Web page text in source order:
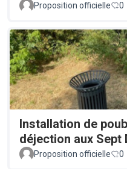
Proposition officielle 0
Installation de
déjection aux Sept
Proposition officielle 0